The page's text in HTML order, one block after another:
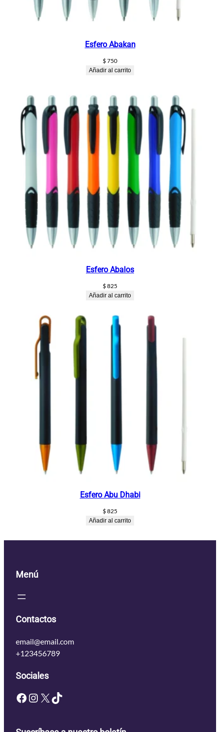
Esfero Abakan
$750
Añadir al carrito
Esfero Abalos
$825
Añadir al carrito
Esfero Abu Dhabi
$825
Añadir al carrito
Menú
Contactos
email@email.com
+123456789
Sociales
Facebook Instagram X TikTok